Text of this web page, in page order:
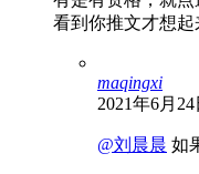
看到你推文才想
maqingxi
2021年6月24
@刘晨晨 如